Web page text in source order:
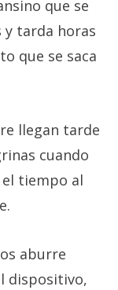
que se
y tarda horas
que se saca
llegan tarde
cuando
tiempo al
aburre
dispositivo,